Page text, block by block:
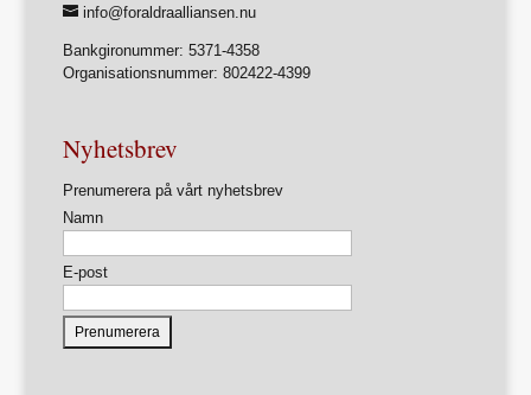
info@foraldraalliansen.nu
Bankgironummer: 5371-4358
Organisationsnummer: 802422-4399
Nyhetsbrev
Prenumerera på vårt nyhetsbrev
Namn
E-post